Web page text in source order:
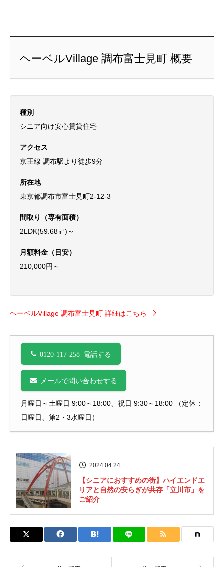
ヘーベルVillage 調布富士見町 概要
種別
シニア向け安心賃貸住宅
アクセス
京王線 調布駅より徒歩9分
所在地
東京都調布市富士見町2-12-3
間取り（専有面積）
2LDK(59.68㎡)～
月額料金（目安）
210,000円～
ヘーベルVillage 調布富士見町 詳細はこちら
0120-117-258 電話する
メールで問い合わせする
月曜日～土曜日 9:00～18:00、祝日 9:30～18:00 （定休：
日曜日、第2・3水曜日）
2024.04.24
【シニアにおすすめの街】ハイエンドエ
リアと自然の安らぎが共存「立川市」を
ご紹介